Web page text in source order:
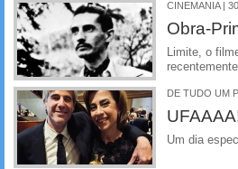
CINEMANIA |
Obra-
Limite, o
DE TUDO UM
Um dia